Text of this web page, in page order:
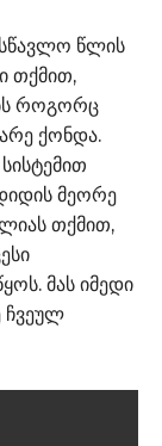
წლის
თქმით,
როგორც
ქონდა.
მეორე
თქმით,
მას იმედი
ჩვეულ